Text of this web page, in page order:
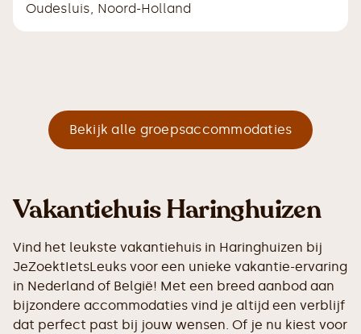
Oudesluis, Noord-Holland
Bekijk alle groepsaccommodaties
Vakantiehuis Haringhuizen
Vind het leukste vakantiehuis in Haringhuizen bij
JeZoektIetsLeuks voor een unieke vakantie-ervaring
in Nederland of België! Met een breed aanbod aan
bijzondere accommodaties vind je altijd een verblijf
dat perfect past bij jouw wensen. Of je nu kiest voor